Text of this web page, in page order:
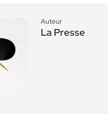
Auteur
La Presse